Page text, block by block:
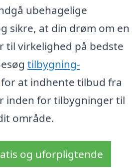
ubehagelige
sikre, at din drøm om en
til virkelighed på bedste
tilbygning-
for at indhente tilbud fra
inden for tilbygninger til
område.
og uforpligtende